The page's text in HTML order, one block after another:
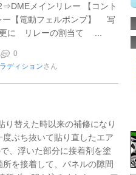
メインリレー 【コント
ー【電動フェルポンプ】 写
更に リレーの割当て ...
0
ディションさん
り替えた時以来の補修になり
ぶち抜いて貼り直したエア
、浮いた部分に接着剤を塗
を接着して、パネルの隙間